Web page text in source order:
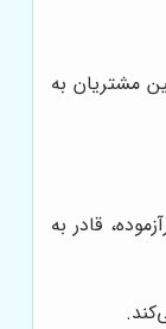
مشتریان به
قادر به